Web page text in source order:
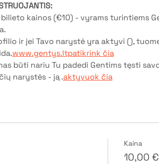
kainos (€10) - vyrams turintiems
ir jei Tavo narystė yra aktyvi (),
www.gentys.ltpatikrink čia
būti nariu Tu padedi Gentims tęsti
narystės - ją .aktyvuok čia
Kaina
10,00 €